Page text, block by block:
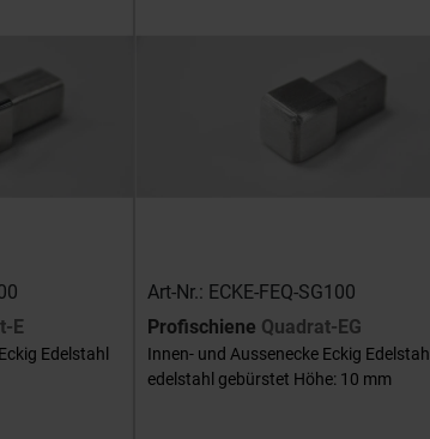
E
Edelstahl
Art-Nr.: ECKE-FEQ-SG100
Profischiene Quadrat-EG
Innen- und Aussenecke Eckig Edelstahl
edelstahl gebürstet Höhe: 10 mm